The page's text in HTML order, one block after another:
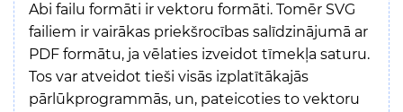
Abi failu formāti ir vektoru formāti. Tomēr SVG
failiem ir vairākas priekšrocības salīdzinājumā ar
PDF formātu, ja vēlaties izveidot tīmekļa saturu.
Tos var atveidot tieši visās izplatītākajās
pārlūkprogrammās, un, pateicoties to vektoru